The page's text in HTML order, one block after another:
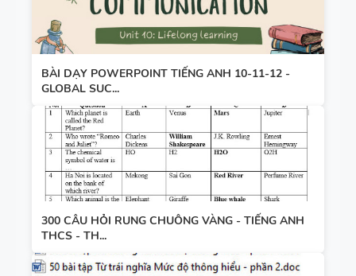
BÀI DẠY POWERPOINT TIẾNG ANH 10-11-12 -
GLOBAL SUC...
300 CÂU HỎI RUNG CHUÔNG VÀNG - TIẾNG ANH
THCS - TH...